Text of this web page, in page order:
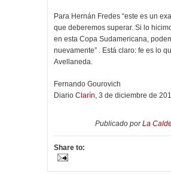
Para Hernán Fredes “este es un
que deberemos superar. Si lo
en esta Copa Sudamericana,
nuevamente” . Está claro: fe es lo
Avellaneda.
Fernando Gourovich
Diario Clarín, 3 de diciembre de
Publicado porLa
Share to: